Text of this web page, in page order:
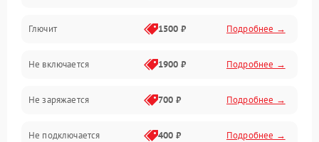
Механические повреждения
Глючит 1500 ₽ Подробнее →
Не включается 1900 ₽ Подробнее →
Не заряжается 700 ₽ Подробнее →
Не подключается 400 ₽ Подробнее →